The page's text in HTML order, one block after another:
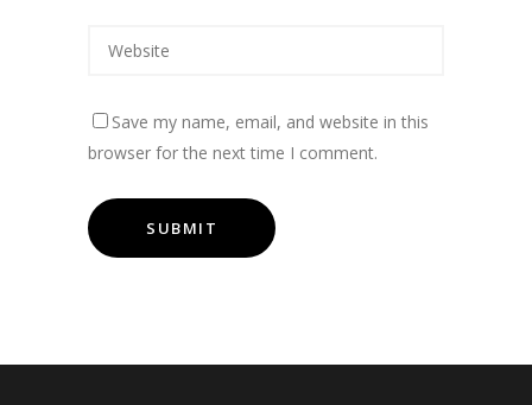
Save my name, email, and website in this
browser for the next time I comment.